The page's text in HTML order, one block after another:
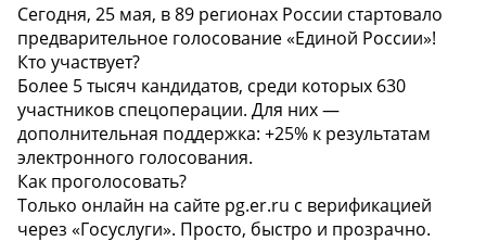
Сегодня, 25 мая, в 89 регионах России стартовало
предварительное голосование «Единой России»!
Кто участвует?
Более 5 тысяч кандидатов, среди которых 630
участников спецоперации. Для них —
дополнительная поддержка: +25% к результатам
электронного голосования.
Как проголосовать?
Только онлайн на сайте pg.er.ru с верификацией
через «Госуслуги». Просто, быстро и прозрачно.